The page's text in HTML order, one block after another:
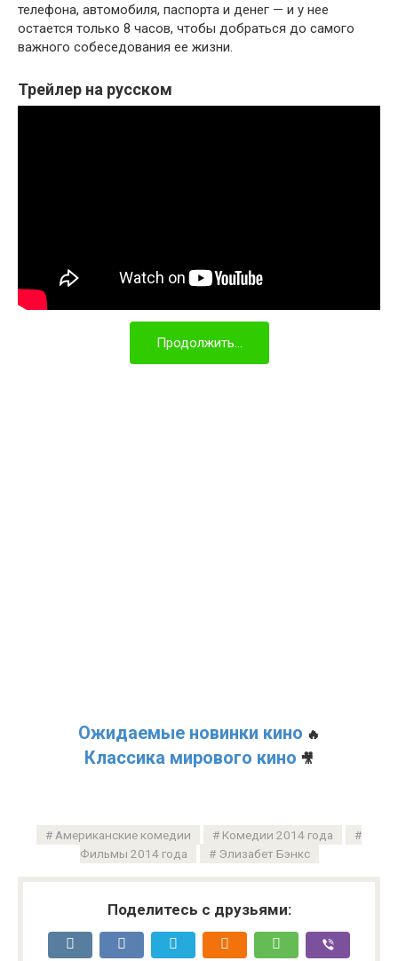
телефона, автомобиля, паспорта и денег — и у нее
остается только 8 часов, чтобы добраться до самого
важного собеседования ее жизни.
Трейлер на русском
Продолжить...
Ожидаемые новинки кино 🔥
Классика мирового кино 🎥
Американские комедии
Комедии 2014 года
Фильмы 2014 года
Элизабет Бэнкс
Поделитесь с друзьями: